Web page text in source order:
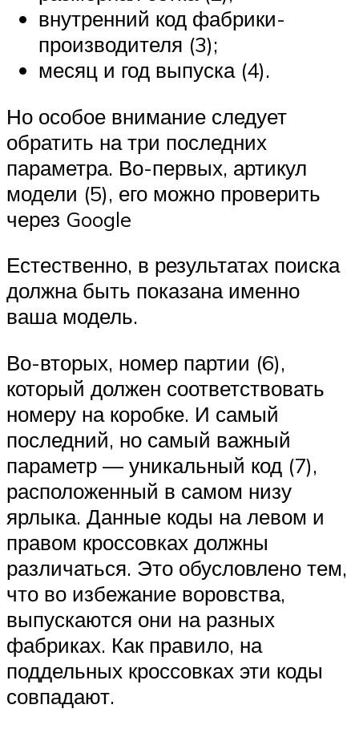
внутренний код фабрики-
производителя (3);
месяц и год выпуска (4).
Но особое внимание следует
обратить на три последних
параметра. Во-первых, артикул
модели (5), его можно проверить
через Google
Естественно, в результатах поиска
должна быть показана именно
ваша модель.
Во-вторых, номер партии (6),
который должен соответствовать
номеру на коробке. И самый
последний, но самый важный
параметр — уникальный код (7),
расположенный в самом низу
ярлыка. Данные коды на левом и
правом кроссовках должны
различаться. Это обусловлено тем,
что во избежание воровства,
выпускаются они на разных
фабриках. Как правило, на
поддельных кроссовках эти коды
совпадают.